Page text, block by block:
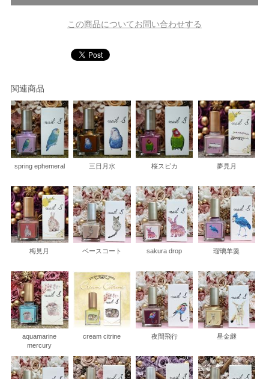
この商品についてお問い合わせする
関連商品
spring ephemeral 三日月水 桜スピカ 夢見月
梅見月 ベースコート sakura drop 瑠璃羊羹
aquamarine
mercury
cream citrine 夜間飛行 星金継